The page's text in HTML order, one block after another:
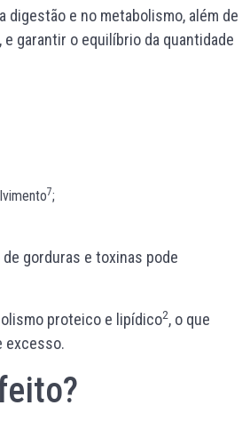
e no metabolismo, além de
garantir o equilíbrio da quantidade
7;
gorduras e toxinas pode
proteico e lipídico2, o que
excesso.